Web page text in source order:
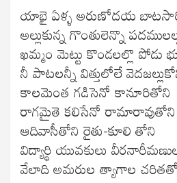
యాభై ఏళ్ళ అరుణోదయ
అల్లుకున్న గొంతులెన్నొ
ఖమ్మం మెట్టు కొండలల్లొ
నీ పాటలన్నీ విత్తులోలే
కాలమెంత గడిసెనో కానూరితోని
రాగమైతె కలిసేనో రామారావుతోని
ఆదివాసీతోని రైతు-కూలి తోని
విద్యార్థి యువకులు
వేలాది అమరుల త్యాగాల